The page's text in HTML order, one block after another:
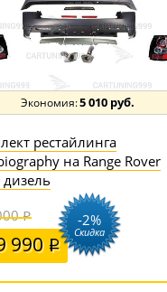
5 010 руб.
рестайлинга
на Range Rover
990
-2%
Скидка